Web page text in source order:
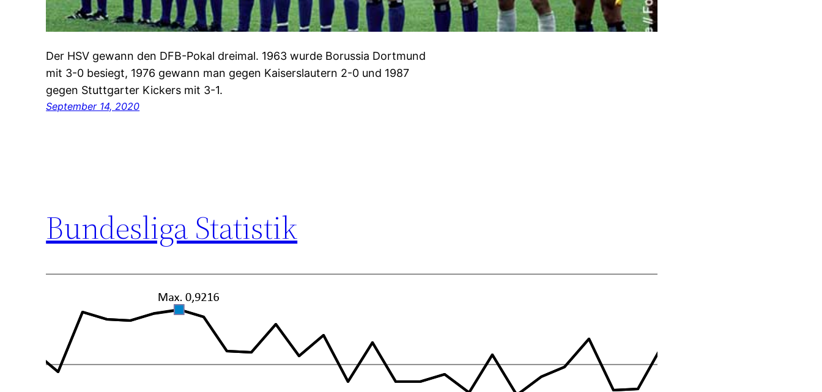
Der HSV gewann den DFB-Pokal dreimal. 1963 wurde Borussia Dortmund
mit 3-0 besiegt, 1976 gewann man gegen Kaiserslautern 2-0 und 1987
gegen Stuttgarter Kickers mit 3-1.
September 14, 2020
Bundesliga Statistik